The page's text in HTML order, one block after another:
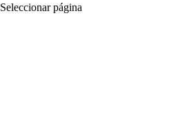
Seleccionar página